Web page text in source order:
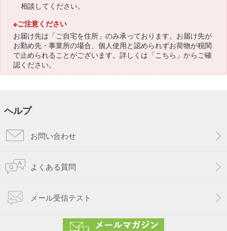
相談してください。
※ご注意ください
お届け先は「ご自宅を住所」のみ承っております。お届け先が
お勤め先・事業所の場合、個人使用と認められずお荷物が税関
で止められることがございます。詳しくは「こちら 」からご確
認ください。
ヘルプ
お問い合わせ
よくある質問
メール受信テスト